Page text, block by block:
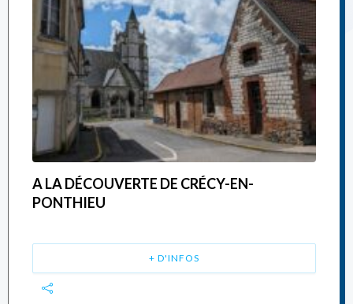
A LA DÉCOUVERTE DE CRÉCY-EN-
PONTHIEU
+ D'INFOS